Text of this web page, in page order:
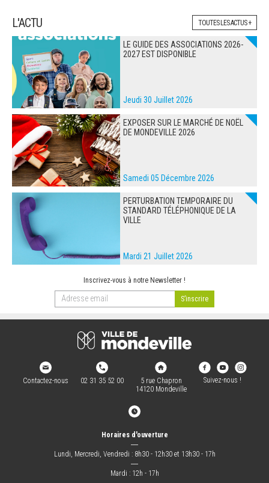
L'ACTU TOUTES LES ACTUS +
LE GUIDE DES ASSOCIATIONS 2026-
2027 EST DISPONIBLE
Jeudi 30 Juillet 2026
EXPOSER SUR LE MARCHÉ DE NOËL
DE MONDEVILLE 2026
Samedi 05 Décembre 2026
PERTURBATION TEMPORAIRE DU
STANDARD TÉLÉPHONIQUE DE LA
VILLE
Mardi 21 Juillet 2026
Inscrivez-vous à notre Newsletter !
Contactez-nous 02 31 35 52 00
5 rue Chapron
14120 Mondeville
Suivez-nous !
Horaires d'ouverture
―
Lundi, Mercredi, Vendredi : 8h30 - 12h30 et 13h30 - 17h
―
Mardi : 12h - 17h